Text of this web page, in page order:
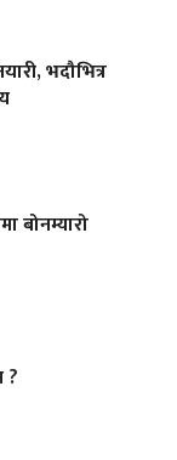
भदौभित्र
बोनम्यारो
?